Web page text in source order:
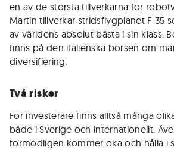
en av de största tillverkarna för
Martin tillverkar stridsflygplanet F-35
av världens absolut bästa i sin klass.
finns på den italienska börsen om
diversifiering.
Två risker
För investerare finns alltså många
både i Sverige och internationellt.
förmodligen kommer öka och hålla i